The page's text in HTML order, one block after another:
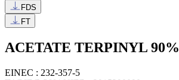
FDS
FT
ACETATE TERPINYL 90%
EINEC : 232-357-5